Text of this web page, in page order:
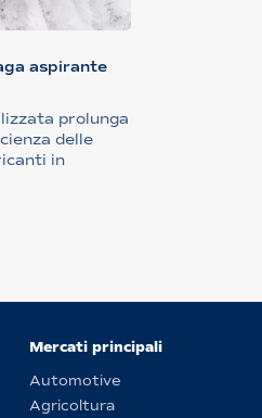
aspirante
prolunga
delle
in
Mercati principali
Automotive
Agricoltura